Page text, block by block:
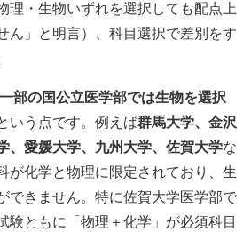
理・生物いずれを選択しても配点上
ん」と明言）、科目選択で差別をす
一部の国公立医学部では生物を選択
いう点です。例えば群馬大学、金沢
、 愛媛大学、 九州大学、 佐賀大学な
が化学と物理に限定されており、生
できません。特に佐賀大学医学部で
験ともに「物理＋化学」が必須科目